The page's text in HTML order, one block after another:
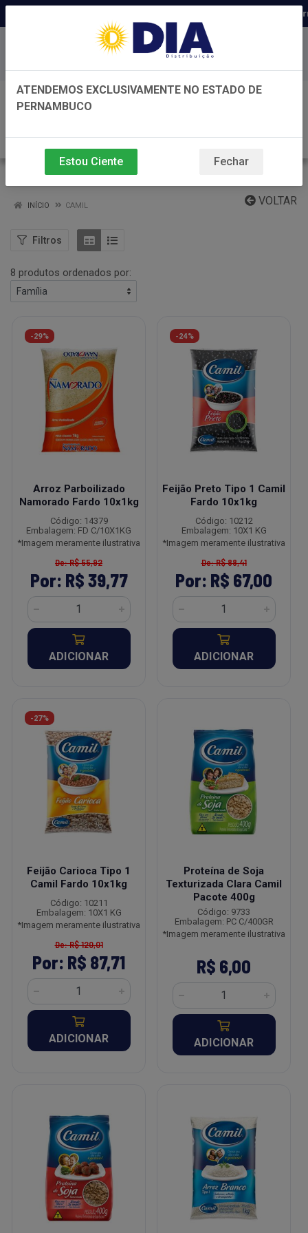
Distribuidora há 22 anos em
Baixe já nosso APP
VOLTAR
INÍCIO CAMIL
Filtros
8 produtos ordenados por:
-29%
Arroz Parboilizado
Namorado Fardo 10x1kg
Código: 14379
Embalagem: FD C/10X1KG
*Imagem meramente ilustrativa
De: R$ 55,92
Por: R$ 39,77
ADICIONAR
-24%
Feijão Preto Tipo 1 Camil
Fardo 10x1kg
Código: 10212
Embalagem: 10X1 KG
*Imagem meramente ilustrativa
De: R$ 88,41
Por: R$ 67,00
ADICIONAR
-27%
Feijão Carioca Tipo 1
Camil Fardo 10x1kg
Código: 10211
Embalagem: 10X1 KG
*Imagem meramente ilustrativa
De: R$ 120,01
Por: R$ 87,71
ADICIONAR
Proteína de Soja
Texturizada Clara Camil
Pacote 400g
Código: 9733
Embalagem: PC C/400GR
*Imagem meramente ilustrativa
R$ 6,00
ADICIONAR
ATENDEMOS EXCLUSIVAMENTE NO ESTADO DE
PERNAMBUCO
Estou Ciente Fechar